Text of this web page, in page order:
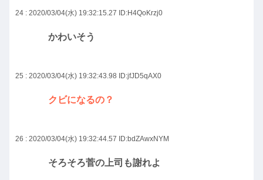
24 : 2020/03/04(水) 19:32:15.27 ID:H4QoKrzj0
かわいそう
25 : 2020/03/04(水) 19:32:43.98 ID:jfJD5qAX0
クビになるの？
26 : 2020/03/04(水) 19:32:44.57 ID:bdZAwxNYM
そろそろ菅の上司も謝れよ